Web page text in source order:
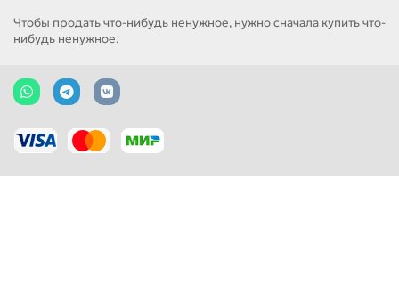
Чтобы продать что-нибудь ненужное, нужно сначала купить что-
нибудь ненужное.